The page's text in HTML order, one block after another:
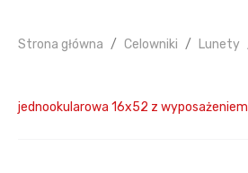
Strona główna Celowniki Lunety
jednookularowa 16x52 z wyposażeniem